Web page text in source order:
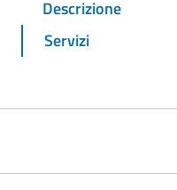
Descrizione
Servizi